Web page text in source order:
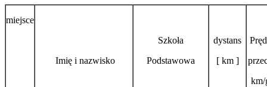
miejsce
Imię i nazwisko
Szkoła
Podstawowa
dystans
[ km ]
km/